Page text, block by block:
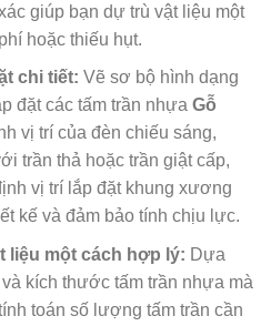
giúp bạn dự trù vật liệu một
hoặc thiếu hụt.
chi tiết: Vẽ sơ bộ hình dạng
đặt các tấm trần nhựa Gỗ
vị trí của đèn chiếu sáng,
trần thả hoặc trần giật cấp,
vị trí lắp đặt khung xương
kế và đảm bảo tính chịu lực.
liệu một cách hợp lý: Dựa
kích thước tấm trần nhựa mà
toán số lượng tấm trần cần